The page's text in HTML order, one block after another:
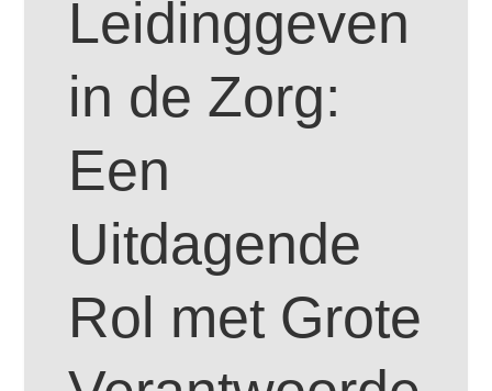
Leidinggeven
in de Zorg:
Een
Uitdagende
Rol met Grote